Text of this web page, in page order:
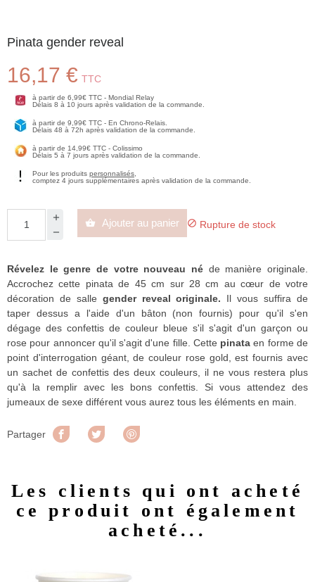
Pinata gender reveal
16,17 € TTC
à partir de 6,99€ TTC - Mondial Relay
Délais 8 à 10 jours après validation de la commande.
à partir de 9,99€ TTC - En Chrono-Relais.
Délais 48 à 72h après validation de la commande.
à partir de 14,99€ TTC - Colissimo
Délais 5 à 7 jours après validation de la commande.
Pour les produits personnalisés
comptez 4 jours supplémentaires après validation de la commande.
 Ajouter au panier  Rupture de stock
Révelez le genre de votre nouveau né de manière originale.
Accrochez cette pinata de 45 cm sur 28 cm au cœur de votre
décoration de salle gender reveal originale. Il vous suffira de
taper dessus a l'aide d'un bâton (non fournis) pour qu'il s'en
dégage des confettis de couleur bleue s'il s'agit d'un garçon ou
rose pour annoncer qu'il s'agit d'une fille. Cette pinata en forme de
point d'interrogation géant, de couleur rose gold, est fournis avec
un sachet de confettis des deux couleurs, il ne vous restera plus
qu'à la remplir avec les bons confettis. Si vous attendez des
jumeaux de sexe différent vous aurez tous les éléments en main.
Partager Partager Tweet
Les clients qui ont acheté
ce produit ont également
acheté...